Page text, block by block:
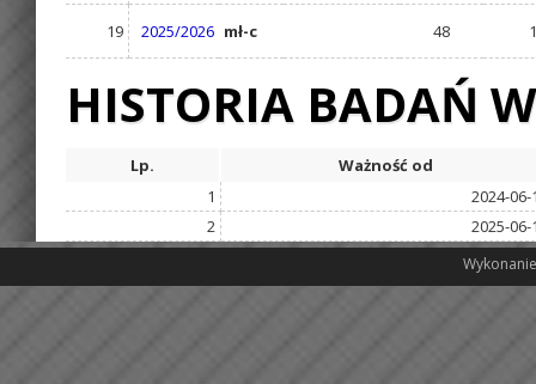
19
2025/2026 mł-c 48
HISTORIA BADAŃ
Lp.
Ważność od
1
2024-06-
2
2025-06-